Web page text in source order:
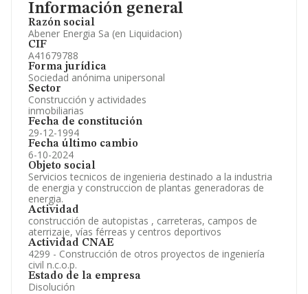
Información general
Razón social
Abener Energia Sa (en Liquidacion)
CIF
A41679788
Forma jurídica
Sociedad anónima unipersonal
Sector
Construcción y actividades
inmobiliarias
Fecha de constitución
29-12-1994
Fecha último cambio
6-10-2024
Objeto social
Servicios tecnicos de ingenieria destinado a la industria
de energia y construccion de plantas generadoras de
energia.
Actividad
construcción de autopistas , carreteras, campos de
aterrizaje, vías férreas y centros deportivos
Actividad CNAE
4299 - Construcción de otros proyectos de ingeniería
civil n.c.o.p.
Estado de la empresa
Disolución